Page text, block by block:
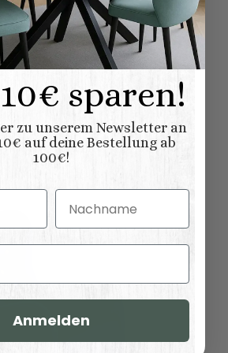
wenn verfügbar
Artikel
sparen!
zu unserem Newsletter an
auf deine Bestellung ab
100€!
Nachname
Anmelden